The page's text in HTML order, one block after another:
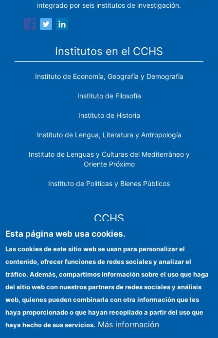
integrado por seis institutos de investigación.
Institutos en el CCHS
Instituto de Economía, Geografía y Demografía
Instituto de Filosofía
Instituto de Historia
Instituto de Lengua, Literatura y Antropología
Instituto de Lenguas y Culturas del Mediterráneo y
Oriente Próximo
Instituto de Políticas y Bienes Públicos
CCHS
Identidad institucional
Ayudas FEDER
Organismos financiadores
Esta página web usa cookies.
Las cookies de este sitio web se usan para personalizar el
contenido, ofrecer funciones de redes sociales y analizar el
tráfico. Además, compartimos información sobre el uso que haga
del sitio web con nuestros partners de redes sociales y análisis
web, quienes pueden combinarla con otra información que les
haya proporcionado o que hayan recopilado a partir del uso que
haya hecho de sus servicios. Más información